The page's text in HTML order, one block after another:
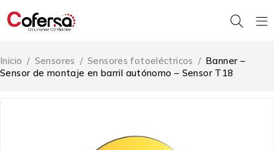
Inicio / Sensores / Sensores fotoeléctricos / Banner –
Sensor de montaje en barril autónomo – Sensor T18